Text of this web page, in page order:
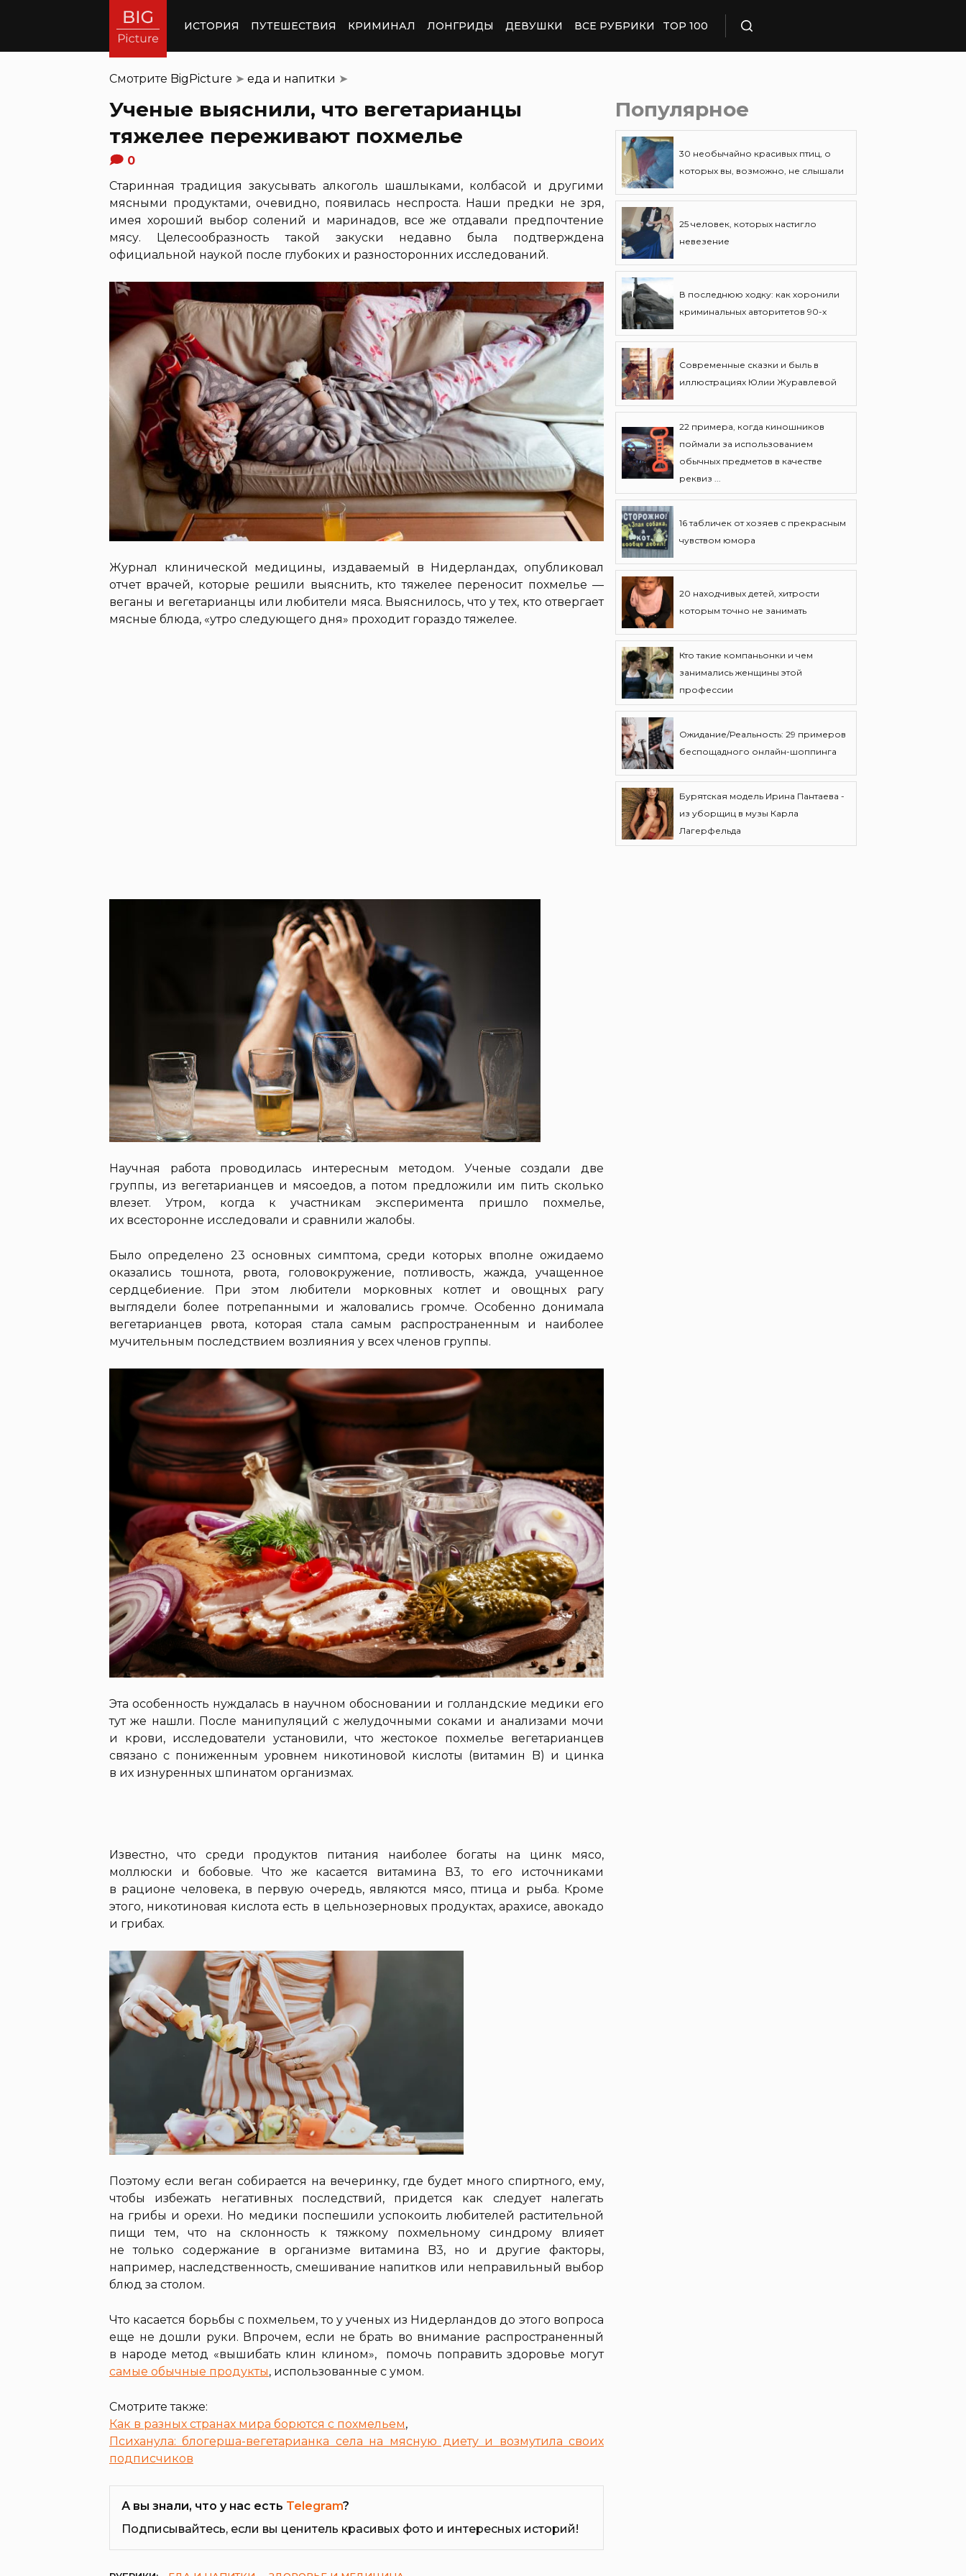
ИСТОРИЯ ПУТЕШЕСТВИЯ КРИМИНАЛ ЛОНГРИДЫ ДЕВУШКИ ВСЕ РУБРИКИ TOP 100
Смотрите BigPicture ➤ еда и напитки ➤
Ученые выяснили, что вегетарианцы
тяжелее переживают похмелье
0
Старинная традиция закусывать алкоголь шашлыками, колбасой и другими
мясными продуктами, очевидно, появилась неспроста. Наши предки не зря,
имея хороший выбор солений и маринадов, все же отдавали предпочтение
мясу. Целесообразность такой закуски недавно была подтверждена
официальной наукой после глубоких и разносторонних исследований.
Журнал клинической медицины, издаваемый в Нидерландах, опубликовал
отчет врачей, которые решили выяснить, кто тяжелее переносит похмелье —
веганы и вегетарианцы или любители мяса. Выяснилось, что у тех, кто отвергает
мясные блюда, «утро следующего дня» проходит гораздо тяжелее.
Научная работа проводилась интересным методом. Ученые создали две
группы, из вегетарианцев и мясоедов, а потом предложили им пить сколько
влезет. Утром, когда к участникам эксперимента пришло похмелье,
их всесторонне исследовали и сравнили жалобы.
Было определено 23 основных симптома, среди которых вполне ожидаемо
оказались тошнота, рвота, головокружение, потливость, жажда, учащенное
сердцебиение. При этом любители морковных котлет и овощных рагу
выглядели более потрепанными и жаловались громче. Особенно донимала
вегетарианцев рвота, которая стала самым распространенным и наиболее
мучительным последствием возлияния у всех членов группы.
Эта особенность нуждалась в научном обосновании и голландские медики его
тут же нашли. После манипуляций с желудочными соками и анализами мочи
и крови, исследователи установили, что жестокое похмелье вегетарианцев
связано с пониженным уровнем никотиновой кислоты (витамин B) и цинка
в их изнуренных шпинатом организмах.
Известно, что среди продуктов питания наиболее богаты на цинк мясо,
моллюски и бобовые. Что же касается витамина В3, то его источниками
в рационе человека, в первую очередь, являются мясо, птица и рыба. Кроме
этого, никотиновая кислота есть в цельнозерновых продуктах, арахисе, авокадо
и грибах.
Поэтому если веган собирается на вечеринку, где будет много спиртного, ему,
чтобы избежать негативных последствий, придется как следует налегать
на грибы и орехи. Но медики поспешили успокоить любителей растительной
пищи тем, что на склонность к тяжкому похмельному синдрому влияет
не только содержание в организме витамина B3, но и другие факторы,
например, наследственность, смешивание напитков или неправильный выбор
блюд за столом.
Что касается борьбы с похмельем, то у ученых из Нидерландов до этого вопроса
еще не дошли руки. Впрочем, если не брать во внимание распространенный
в народе метод «вышибать клин клином», помочь поправить здоровье могут
самые обычные продукты, использованные с умом.
Смотрите также:
Как в разных странах мира борются с похмельем,
Психанула: блогерша-вегетарианка села на мясную диету и возмутила своих
подписчиков
А вы знали, что у нас есть Telegram?
Подписывайтесь, если вы ценитель красивых фото и интересных историй!
Популярное
30 необычайно красивых птиц, о
которых вы, возможно, не слышали
25 человек, которых настигло
невезение
В последнюю ходку: как хоронили
криминальных авторитетов 90-х
Современные сказки и быль в
иллюстрациях Юлии Журавлевой
22 примера, когда киношников
поймали за использованием
обычных предметов в качестве
реквиз ...
16 табличек от хозяев с прекрасным
чувством юмора
20 находчивых детей, хитрости
которым точно не занимать
Кто такие компаньонки и чем
занимались женщины этой
профессии
Ожидание/Реальность: 29 примеров
беспощадного онлайн-шоппинга
Бурятская модель Ирина Пантаева -
из уборщиц в музы Карла
Лагерфельда